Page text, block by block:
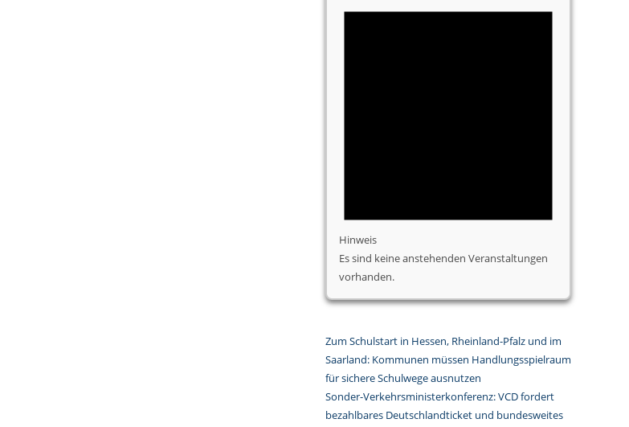
Hinweis
Es sind keine anstehenden Veranstaltungen
vorhanden.
Zum Schulstart in Hessen, Rheinland-Pfalz und im
Saarland: Kommunen müssen Handlungsspielraum
für sichere Schulwege ausnutzen
Sonder-Verkehrsministerkonferenz: VCD fordert
bezahlbares Deutschlandticket und bundesweites